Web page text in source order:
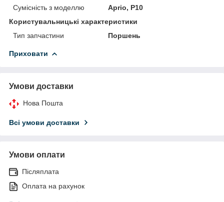
Сумісність з моделлю
Aprio, P10
Користувальницькі характеристики
Тип запчастини
Поршень
Приховати
Умови доставки
Нова Пошта
Всі умови доставки
Умови оплати
Післяплата
Оплата на рахунок